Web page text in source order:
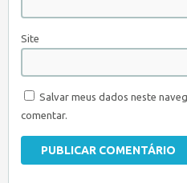
Site
Salvar meus dados neste
comentar.